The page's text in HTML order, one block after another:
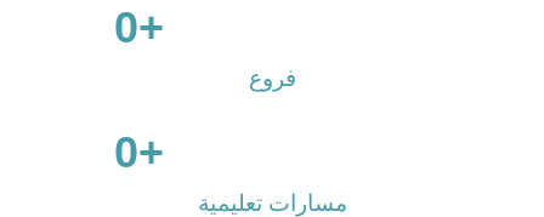
فروع
0
مسارات تعليمية
0